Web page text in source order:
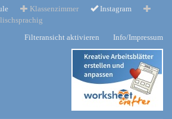
Klassenzimmer
Instagram
Filteransicht aktivieren
Info/Impressum